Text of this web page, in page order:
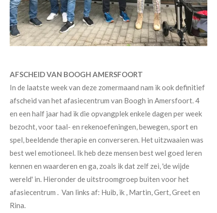
AFSCHEID VAN BOOGH AMERSFOORT
In de laatste week van deze zomermaand nam ik ook definitief
afscheid van het afasiecentrum van Boogh in Amersfoort. 4
en een half jaar had ik die opvangplek enkele dagen per week
bezocht, voor taal- en rekenoefeningen, bewegen, sport en
spel, beeldende therapie en converseren. Het uitzwaaien was
best wel emotioneel. Ik heb deze mensen best wel goed leren
kennen en waarderen en ga, zoals ik dat zelf zei, 'de wijde
wereld' in. Hieronder de uitstroomgroep buiten voor het
afasiecentrum . Van links af: Huib, ik , Martin, Gert, Greet en
Rina.